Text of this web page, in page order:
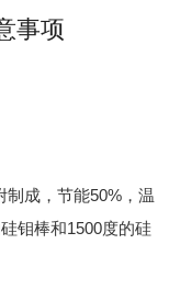
事项
制成，节能50%，温
钼棒和1500度的硅